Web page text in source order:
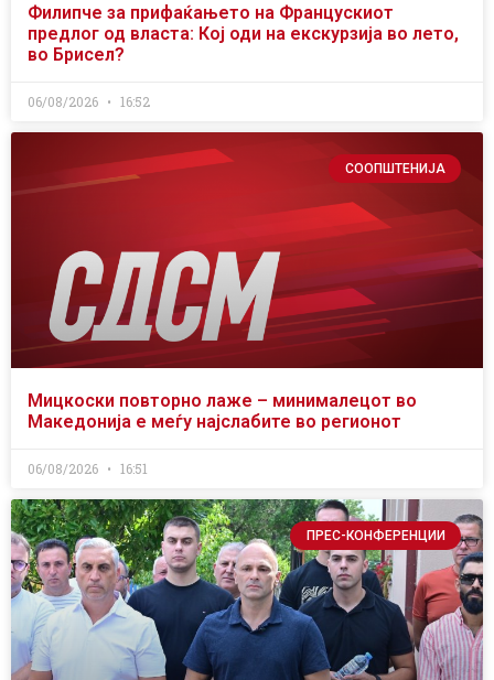
Филипче за прифаќањето на Францускиот
предлог од власта: Кој оди на екскурзија во лето,
во Брисел?
06/08/2026 16:52
СООПШТЕНИЈА
Мицкоски повторно лаже – минималецот во
Македонија е меѓу најслабите во регионот
06/08/2026 16:51
ПРЕС-КОНФЕРЕНЦИИ